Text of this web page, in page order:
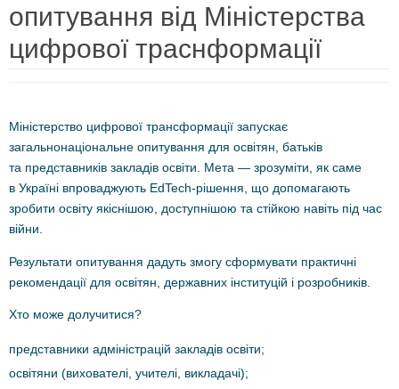
опитування від Міністерства
цифрової траснформації
Міністерство цифрової трансформації запускає
загальнонаціональне опитування для освітян, батьків
та представників закладів освіти. Мета — зрозуміти, як саме
в Україні впроваджують EdTech-рішення, що допомагають
зробити освіту якіснішою, доступнішою та стійкою навіть під час
війни.
​​Результати опитування дадуть змогу сформувати практичні
рекомендації для освітян, державних інституцій і розробників.
Хто може долучитися?
представники адміністрацій закладів освіти;
освітяни (вихователі, учителі, викладачі);